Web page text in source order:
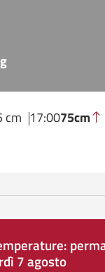
cm 17:0075cm
7 agosto